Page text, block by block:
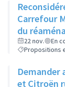
Carrefour
du
Bottet
22 nov.
En
Propositions
Demander
et Citroën